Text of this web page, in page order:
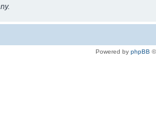
Powered by phpBB